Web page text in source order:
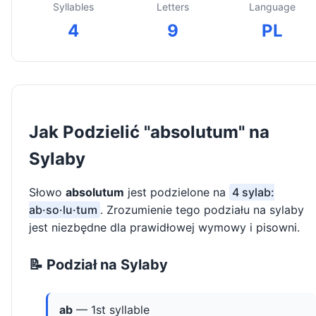
Syllables
4
Letters
9
Language
PL
Jak Podzielić "absolutum" na
Sylaby
Słowo absolutum jest podzielone na 4 sylab:
ab·so·lu·tum . Zrozumienie tego podziału na sylaby
jest niezbędne dla prawidłowej wymowy i pisowni.
📝 Podział na Sylaby
ab — 1st syllable